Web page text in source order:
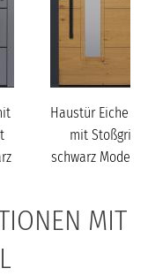
Haustür Eiche
mit Stoßgriff
schwarz Modell
MIT